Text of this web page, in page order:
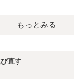
もっとみる
直す